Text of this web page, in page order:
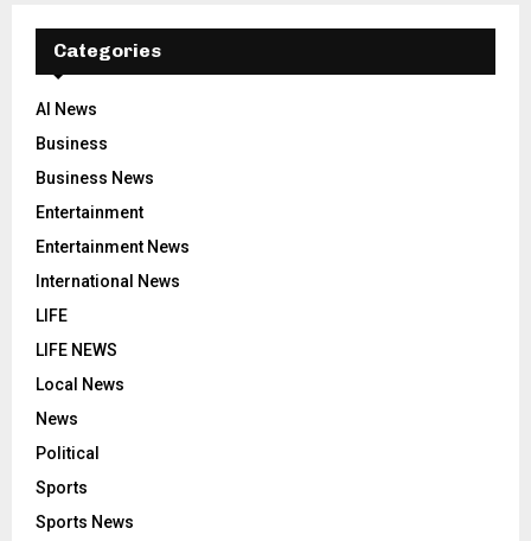
Categories
AI News
Business
Business News
Entertainment
Entertainment News
International News
LIFE
LIFE NEWS
Local News
News
Political
Sports
Sports News